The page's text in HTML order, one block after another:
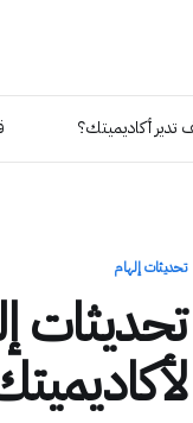
تدير أكاديميتك؟
تحديثات إلهام
تحديثات